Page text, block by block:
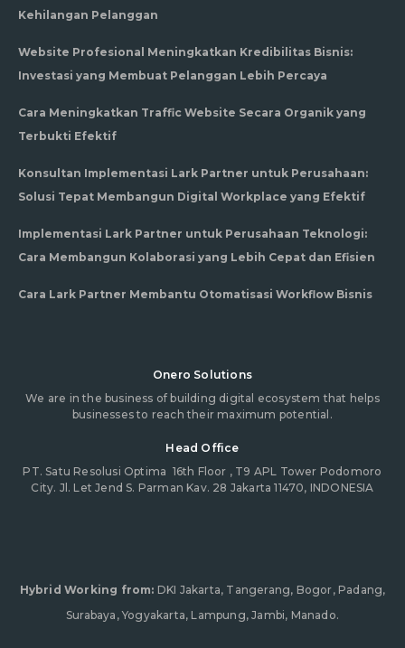
Kehilangan Pelanggan
Website Profesional Meningkatkan Kredibilitas Bisnis:
Investasi yang Membuat Pelanggan Lebih Percaya
Cara Meningkatkan Traffic Website Secara Organik yang
Terbukti Efektif
Konsultan Implementasi Lark Partner untuk Perusahaan:
Solusi Tepat Membangun Digital Workplace yang Efektif
Implementasi Lark Partner untuk Perusahaan Teknologi:
Cara Membangun Kolaborasi yang Lebih Cepat dan Efisien
Cara Lark Partner Membantu Otomatisasi Workflow Bisnis
Onero Solutions
We are in the business of building digital ecosystem that helps
businesses to reach their maximum potential.
Head Office
PT. Satu Resolusi Optima 16th Floor , T9 APL Tower Podomoro
City. Jl. Let Jend S. Parman Kav. 28 Jakarta 11470, INDONESIA
Hybrid Working from: DKI Jakarta, Tangerang, Bogor, Padang,
Surabaya, Yogyakarta, Lampung, Jambi, Manado.